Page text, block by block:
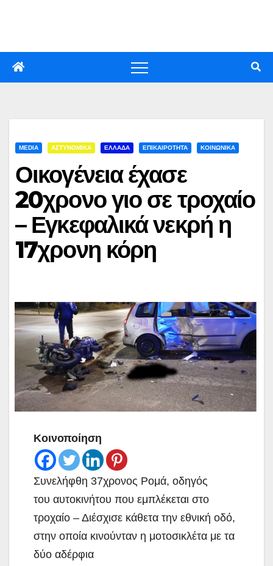
MEDIA ΑΣΤΥΝΟΜΙΚΑ ΕΛΛΑΔΑ ΕΠΙΚΑΙΡΟΤΗΤΑ ΚΟΙΝΩΝΙΚΑ
Οικογένεια έχασε
20χρονο γιο σε τροχαίο
– Εγκεφαλικά νεκρή η
17χρονη κόρη
Κοινοποίηση
Συνελήφθη 37χρονος Ρομά, οδηγός
του αυτοκινήτου που εμπλέκεται στο
τροχαίο – Διέσχισε κάθετα την εθνική οδό,
στην οποία κινούνταν η μοτοσικλέτα με τα
δύο αδέρφια